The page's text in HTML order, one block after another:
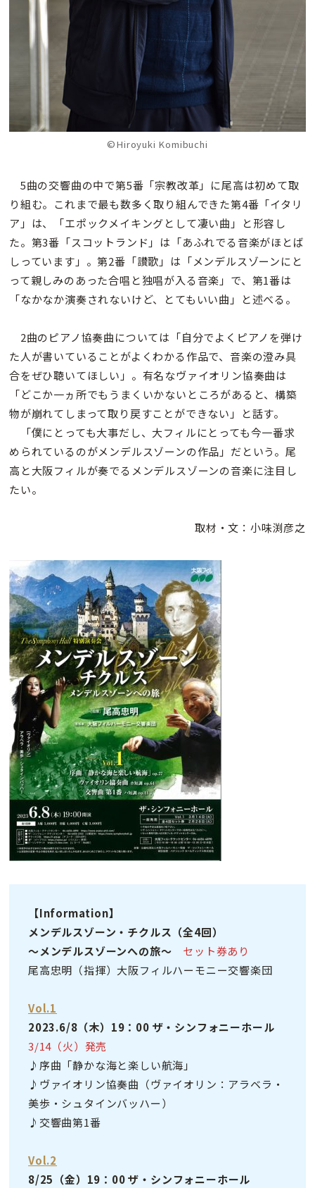
©️Hiroyuki Komibuchi
5曲の交響曲の中で第5番「宗教改革」に尾高は初めて取
り組む。これまで最も数多く取り組んできた第4番「イタリ
ア」は、「エポックメイキングとして凄い曲」と形容し
た。第3番「スコットランド」は「あふれでる音楽がほとば
しっています」。第2番「讃歌」は「メンデルスゾーンにと
って親しみのあった合唱と独唱が入る音楽」で、第1番は
「なかなか演奏されないけど、とてもいい曲」と述べる。
2曲のピアノ協奏曲については「自分でよくピアノを弾け
た人が書いていることがよくわかる作品で、音楽の澄み具
合をぜひ聴いてほしい」。有名なヴァイオリン協奏曲は
「どこか一ヵ所でもうまくいかないところがあると、構築
物が崩れてしまって取り戻すことができない」と話す。
「僕にとっても大事だし、大フィルにとっても今一番求
められているのがメンデルスゾーンの作品」だという。尾
高と大阪フィルが奏でるメンデルスゾーンの音楽に注目し
たい。
取材・文：小味渕彦之
【Information】
メンデルスゾーン・チクルス（全4回）
〜メンデルスゾーンへの旅〜
セット券あり
尾高忠明（指揮）大阪フィルハーモニー交響楽団
Vol.1
2023.6/8（木）19：00 ザ・シンフォニーホール
3/14（火）発売
♪序曲「静かな海と楽しい航海」
♪ヴァイオリン協奏曲（ヴァイオリン：アラベラ・
美歩・シュタインバッハー）
♪交響曲第1番
Vol.2
8/25（金）19：00 ザ・シンフォニーホール